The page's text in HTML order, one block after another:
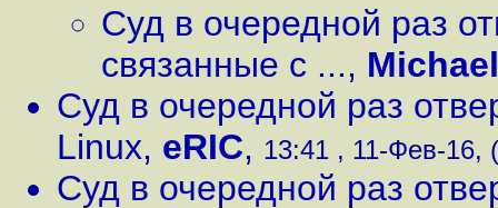
Суд в очередной раз
связанные с ...,
Суд в очередной раз
Linux, eRIC, 13:41 , 11-Фев-16,
Суд в очередной раз